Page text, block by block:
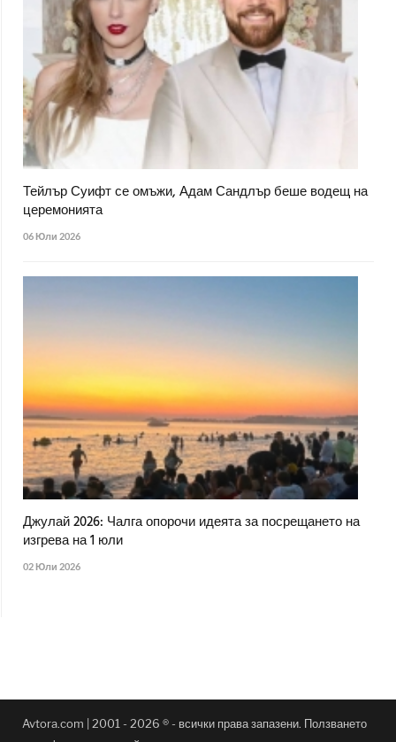
Тейлър Суифт се омъжи, Адам Сандлър беше водещ на
церемонията
06 Юли 2026
Джулай 2026: Чалга опорочи идеята за посрещането на
изгрева на 1 юли
02 Юли 2026
Avtora.com | 2001 - 2026 ® - всички права запазени. Ползването